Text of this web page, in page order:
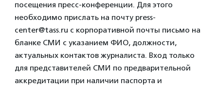
посещения пресс-конференции. Для этого
необходимо прислать на почту press-
center@tass.ru с корпоративной почты письмо на
бланке СМИ с указанием ФИО, должности,
актуальных контактов журналиста. Вход только
для представителей СМИ по предварительной
аккредитации при наличии паспорта и